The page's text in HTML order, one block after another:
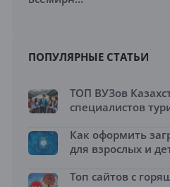
ПОПУЛЯРНЫЕ СТАТЬИ
ТОП ВУЗов
специалистов
Как оформить
для взрослых и
Топ сайтов с